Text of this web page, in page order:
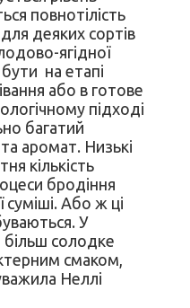
повнотілість
деяких сортів
ягідної
на етапі
або в готове
підході
багатий
аромат. Низькі
кількість
бродіння
суміші. Або ж ці
У
більш солодке
смаком,
Неллі